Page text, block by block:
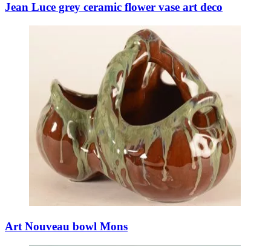
Jean Luce grey ceramic flower vase art deco
Art Nouveau bowl Mons